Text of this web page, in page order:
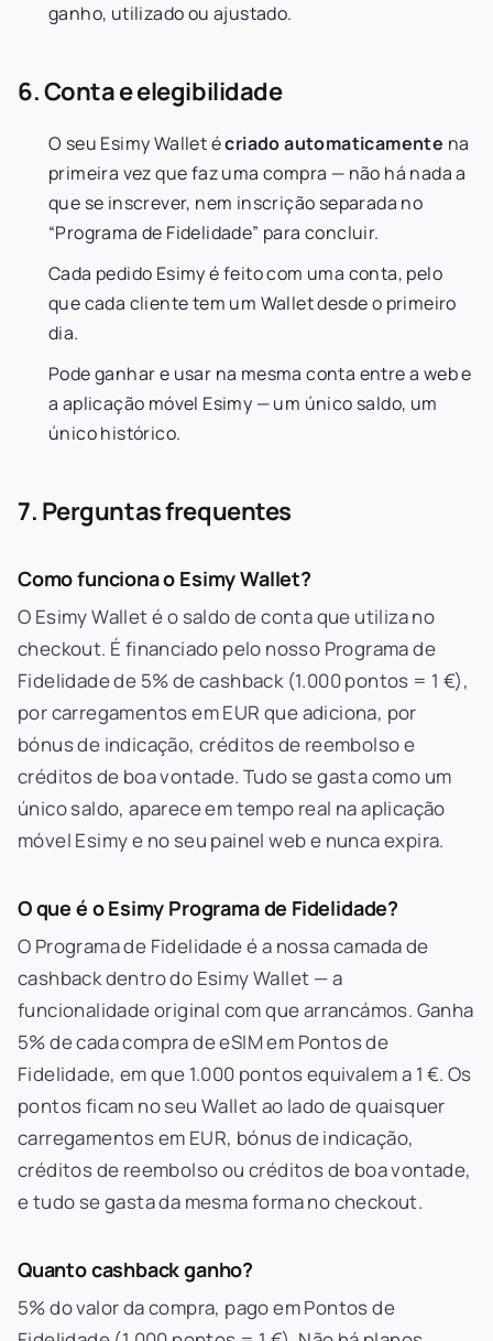
ganho, utilizado ou ajustado.
6. Conta e elegibilidade
O seu Esimy Wallet écriado automaticamente na
primeira vez que faz uma compra — não há nada a
que se inscrever, nem inscrição separada no
“Programa de Fidelidade” para concluir.
Cada pedido Esimy é feito com uma conta, pelo
que cada cliente tem um Wallet desde o primeiro
dia.
Pode ganhar e usar na mesma conta entre a web e
a aplicação móvel Esimy — um único saldo, um
único histórico.
7. Perguntas frequentes
Como funciona o Esimy Wallet?
O Esimy Wallet é o saldo de conta que utiliza no
checkout. É financiado pelo nosso Programa de
Fidelidade de 5% de cashback (1.000 pontos = 1 €),
por carregamentos em EUR que adiciona, por
bónus de indicação, créditos de reembolso e
créditos de boa vontade. Tudo se gasta como um
único saldo, aparece em tempo real na aplicação
móvel Esimy e no seu painel web e nunca expira.
O que é o Esimy Programa de Fidelidade?
O Programa de Fidelidade é a nossa camada de
cashback dentro do Esimy Wallet — a
funcionalidade original com que arrancámos. Ganha
5% de cada compra de eSIM em Pontos de
Fidelidade, em que 1.000 pontos equivalem a 1 €. Os
pontos ficam no seu Wallet ao lado de quaisquer
carregamentos em EUR, bónus de indicação,
créditos de reembolso ou créditos de boa vontade,
e tudo se gasta da mesma forma no checkout.
Quanto cashback ganho?
5% do valor da compra, pago em Pontos de